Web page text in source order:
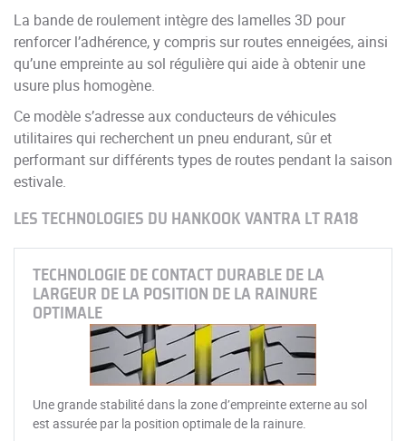
La bande de roulement intègre des lamelles 3D pour
renforcer l’adhérence, y compris sur routes enneigées, ainsi
qu’une empreinte au sol régulière qui aide à obtenir une
usure plus homogène.
Ce modèle s’adresse aux conducteurs de véhicules
utilitaires qui recherchent un pneu endurant, sûr et
performant sur différents types de routes pendant la saison
estivale.
LES TECHNOLOGIES DU HANKOOK VANTRA LT RA18
TECHNOLOGIE DE CONTACT DURABLE DE LA
LARGEUR DE LA POSITION DE LA RAINURE
OPTIMALE
Une grande stabilité dans la zone d’empreinte externe au sol
est assurée par la position optimale de la rainure.